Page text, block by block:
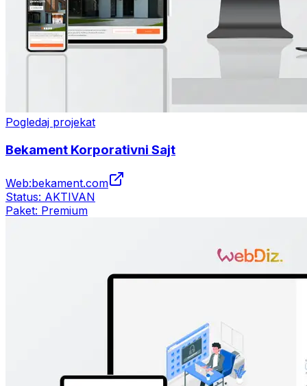
Pogledaj projekat
Bekament Korporativni Sajt
Web:bekament.com
Status: AKTIVAN
Paket: Premium